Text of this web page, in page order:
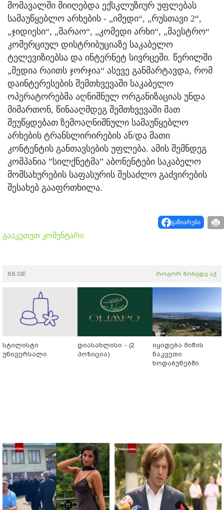
მომავალში მიიღებდა ექსკლუზიურ უფლებას
სამაუწყებლო არხების - „იმედი“, „რუსთავი 2“,
„ჯიდიესი“, „მარაო“, „კომედი არხი“, „მაესტრო“
კომერციულ დისტრიბუციაზე საკაბელო
ტელევიზიებსა და ინტერნეტ სივრცეში. წერილში
„მედია რაითს ჯორჯია“ ასევე განმარტავდა, რომ
დაინტერესების შემთხვევაში საკაბელო
ოპერატორებმა აღნიშნულ ორგანიზაციას უნდა
მიმართონ, წინააღმდეგ შემთხვევაში მათ
შეუწყდებათ ზემოაღნიშნული სამაუწყებლო
არხების ტრანსლირირების ან/და მათი
კონტენტის განთავსების უფლება. ამის შემნდეგ
კომპანია ”სილქნეტმა” აბონენტები საკაბელო
მომსახურების საფასურის შესაძლო გაძვირების
შესახებ გააფრთხილა.
გაზიარება
გააკეთეთ კომენტარი
SS.GE როგორ მოხვდე აქ
სტილისტი
უნივერსალი
დიასახლისი - (2
პოზიცია)
იყიდება მიწის
ნაკვეთი
ხოდაბუნებში